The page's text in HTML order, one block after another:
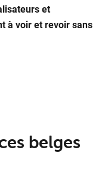
et
à voir et revoir sans
belges